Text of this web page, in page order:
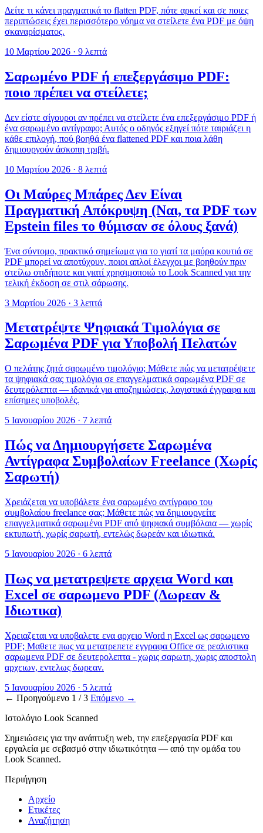
Δείτε τι κάνει πραγματικά το flatten PDF, πότε αρκεί και σε ποιες
περιπτώσεις έχει περισσότερο νόημα να στείλετε ένα PDF με όψη
σκαναρίσματος.
10 Μαρτίου 2026 · 9 λεπτά
Σαρωμένο PDF ή επεξεργάσιμο PDF:
ποιο πρέπει να στείλετε;
Δεν είστε σίγουροι αν πρέπει να στείλετε ένα επεξεργάσιμο PDF ή
ένα σαρωμένο αντίγραφο; Αυτός ο οδηγός εξηγεί πότε ταιριάζει η
κάθε επιλογή, πού βοηθά ένα flattened PDF και ποια λάθη
δημιουργούν άσκοπη τριβή.
10 Μαρτίου 2026 · 8 λεπτά
Οι Μαύρες Μπάρες Δεν Είναι
Πραγματική Απόκρυψη (Ναι, τα PDF των
Epstein files το θύμισαν σε όλους ξανά)
Ένα σύντομο, πρακτικό σημείωμα για το γιατί τα μαύρα κουτιά σε
PDF μπορεί να αποτύχουν, ποιοι απλοί έλεγχοι με βοηθούν πριν
στείλω οτιδήποτε και γιατί χρησιμοποιώ το Look Scanned για την
τελική έκδοση σε στιλ σάρωσης.
3 Μαρτίου 2026 · 3 λεπτά
Μετατρέψτε Ψηφιακά Τιμολόγια σε
Σαρωμένα PDF για Υποβολή Πελατών
Ο πελάτης ζητά σαρωμένο τιμολόγιο; Μάθετε πώς να μετατρέψετε
τα ψηφιακά σας τιμολόγια σε επαγγελματικά σαρωμένα PDF σε
δευτερόλεπτα — ιδανικά για αποζημιώσεις, λογιστικά έγγραφα και
επίσημες υποβολές.
5 Ιανουαρίου 2026 · 7 λεπτά
Πώς να Δημιουργήσετε Σαρωμένα
Αντίγραφα Συμβολαίων Freelance (Χωρίς
Σαρωτή)
Χρειάζεται να υποβάλετε ένα σαρωμένο αντίγραφο του
συμβολαίου freelance σας; Μάθετε πώς να δημιουργείτε
επαγγελματικά σαρωμένα PDF από ψηφιακά συμβόλαια — χωρίς
εκτυπωτή, χωρίς σαρωτή, εντελώς δωρεάν και ιδιωτικά.
5 Ιανουαρίου 2026 · 6 λεπτά
Πως να μετατρεψετε αρχεια Word και
Excel σε σαρωμενο PDF (Δωρεαν &
Ιδιωτικα)
Χρειαζεται να υποβαλετε ενα αρχειο Word η Excel ως σαρωμενο
PDF; Μαθετε πως να μετατρεπετε εγγραφα Office σε ρεαλιστικα
σαρωμενα PDF σε δευτερολεπτα - χωρις σαρωτη, χωρις αποστολη
αρχειων, εντελως δωρεαν.
5 Ιανουαρίου 2026 · 5 λεπτά
← Προηγούμενο 1 / 3 Επόμενο →
Ιστολόγιο Look Scanned
Σημειώσεις για την ανάπτυξη web, την επεξεργασία PDF και
εργαλεία με σεβασμό στην ιδιωτικότητα — από την ομάδα του
Look Scanned.
Περιήγηση
Αρχείο
Ετικέτες
Αναζήτηση